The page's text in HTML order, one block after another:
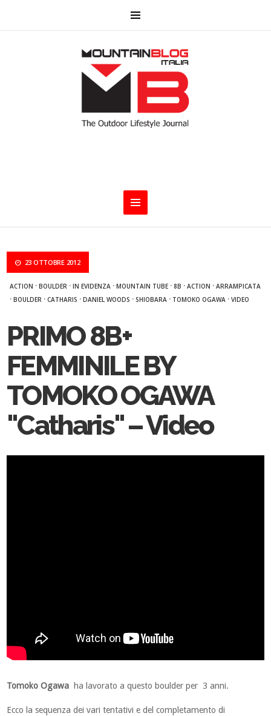
23 OTTOBRE 2012
ACTION ·BOULDER ·IN EVIDENZA ·MOUNTAIN TUBE ·8B ·ACTION ·ARRAMPICATA
·BOULDER ·CATHARIS ·DANIEL WOODS ·SHIOBARA · TOMOKO OGAWA ·VIDEO
PRIMO 8B+
FEMMINILE BY
TOMOKO OGAWA
"Catharis" – Video
Tomoko Ogawa ha lavorato a questo boulder per 3 anni.
Ecco la sequenza dei vari tentativi e del completamento di